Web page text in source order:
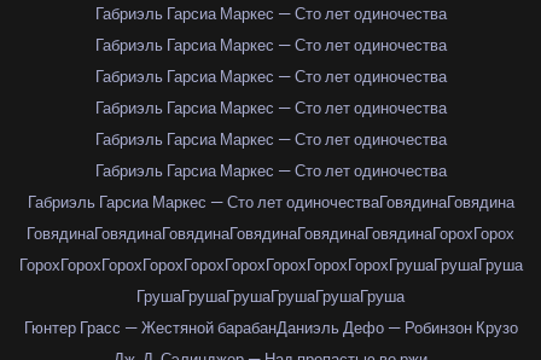
Габриэль Гарсиа Маркес — Сто лет одиночества
Габриэль Гарсиа Маркес — Сто лет одиночества
Габриэль Гарсиа Маркес — Сто лет одиночества
Габриэль Гарсиа Маркес — Сто лет одиночества
Габриэль Гарсиа Маркес — Сто лет одиночества
Габриэль Гарсиа Маркес — Сто лет одиночества
Габриэль Гарсиа Маркес — Сто лет одиночестваГовядинаГовядина
ГовядинаГовядинаГовядинаГовядинаГовядинаГовядинаГорохГорох
ГорохГорохГорохГорохГорохГорохГорохГорохГорохГрушаГрушаГруша
ГрушаГрушаГрушаГрушаГрушаГруша
Гюнтер Грасс — Жестяной барабанДаниэль Дефо — Робинзон Крузо